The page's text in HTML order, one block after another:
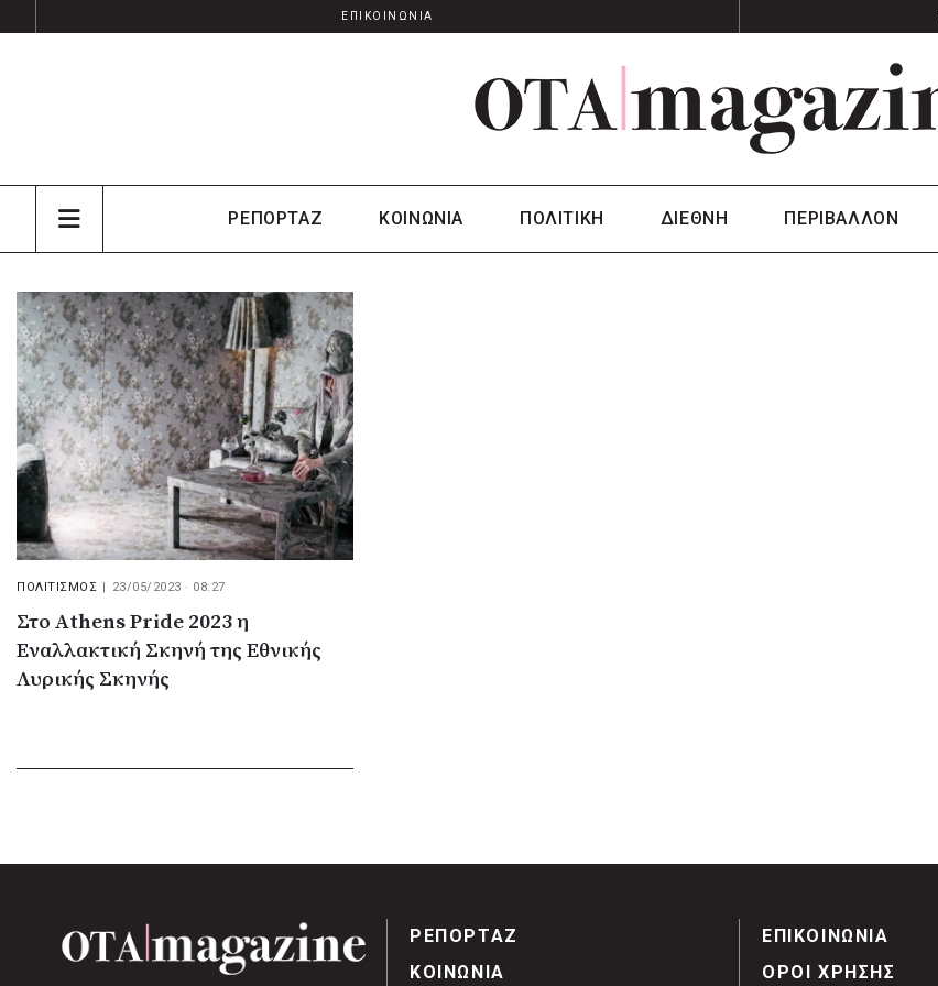
ΕΠΙΚΟΙΝΩΝΙΑ
ΡΕΠΟΡΤΑΖ ΚΟΙΝΩΝΙΑ ΠΟΛΙΤΙΚΗ ΔΙΕΘΝΗ ΠΕΡΙΒΑΛΛΟΝ
ΠΟΛΙΤΙΣΜΟΣ | 23/05/2023 · 08:27
Στο Athens Pride 2023 η
Εναλλακτική Σκηνή της Εθνικής
Λυρικής Σκηνής
ΡΕΠΟΡΤΑΖ
ΚΟΙΝΩΝΙΑ
ΕΠΙΚΟΙΝΩΝΙΑ
ΟΡΟΙ ΧΡΗΣΗΣ